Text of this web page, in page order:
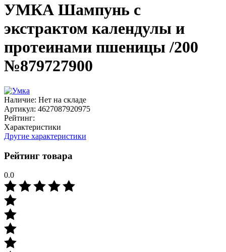
УМКА Шампунь с
экстрактом календулы и
протеинами пшеницы /200
№879727900
Наличие: Нет на складе
Артикул: 4627087920975
Рейтинг:
Характеристики
Другие характеристики
Рейтинг товара
0.0